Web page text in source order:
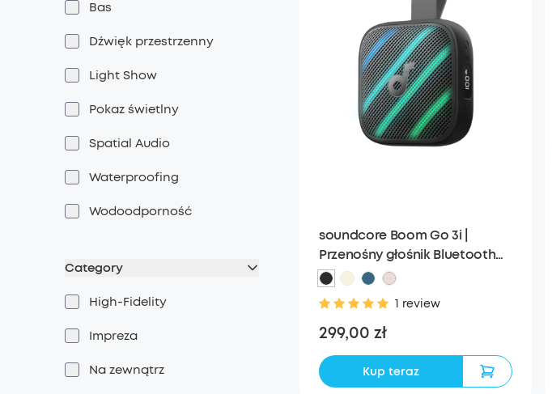
Bas
Dźwięk przestrzenny
Light Show
Pokaz świetlny
Spatial Audio
Waterproofing
Wodoodporność
Category
High-Fidelity
Impreza
Na zewnątrz
soundcore Boom Go 3i |
Przenośny głośnik Bluetooth
zapewniający mocny bas
1 review
299,00 zł
Kup teraz